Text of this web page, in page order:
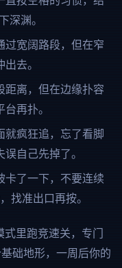
深渊。
过宽阔路段，但在窄
去。
距离，但在边缘扑容
再扑。
就疯狂追，忘了看脚
自己先掉了。
卡了一下，不要连续
准出口再按。
里跑竞速关，专门
础地形，一周后你的